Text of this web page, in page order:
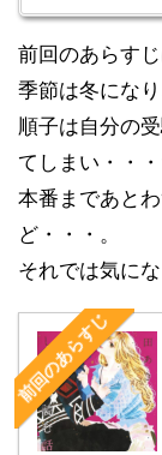
前回のあらすじ
季節は冬にな
順子は自分の
てしまい・・
本番まであと
ど・・・。
それでは気に
前回のあらすじ